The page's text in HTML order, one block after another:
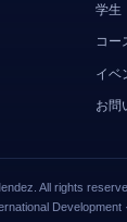
学生
コー
イベ
お問
All rights
Development